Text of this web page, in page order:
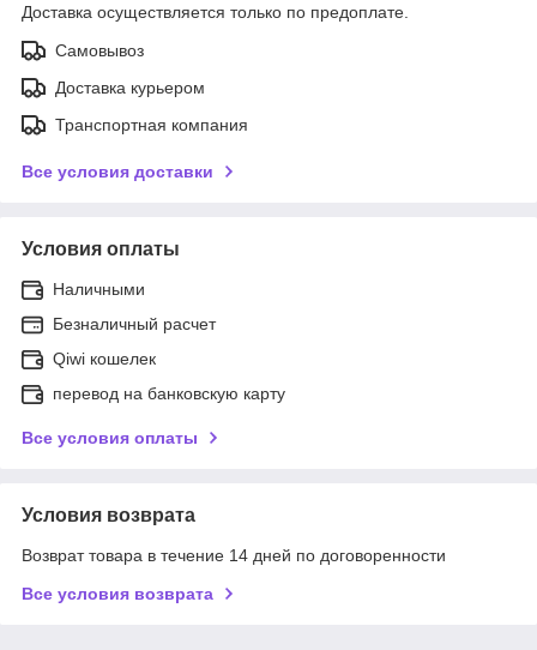
Доставка осуществляется только по предоплате.
Самовывоз
Доставка курьером
Транспортная компания
Все условия доставки
Условия оплаты
Наличными
Безналичный расчет
Qiwi кошелек
перевод на банковскую карту
Все условия оплаты
Условия возврата
Возврат товара в течение 14 дней по договоренности
Все условия возврата